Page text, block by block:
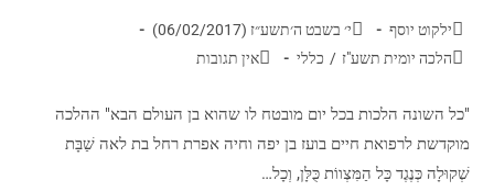
ילקוט יוסף
י׳ בשבט ה׳תשע״ז (06/02/2017)
הלכה יומית תשע"ז / כללי אין תגובות
"כל השונה הלכות בכל יום מובטח לו שהוא בן העולם הבא" ההלכה
מוקדשת לרפואת חיים בועז בן יפה וחיה אפרת רחל בת לאה שַׁבָּת
שְׁקוּלָה כְּנֶגֶד כָּל הַמִּצְווֹת כֻּלָּן, וְכָל…